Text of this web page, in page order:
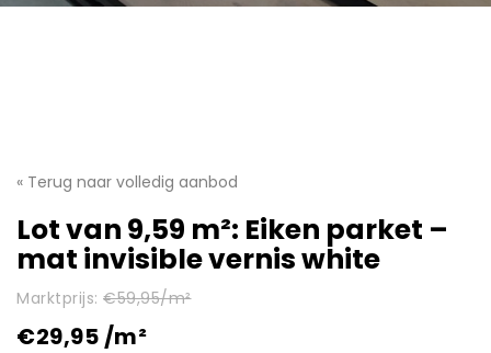
Contact
Video’s en fotogalerij
Brochures
« Terug naar volledig aanbod
Lot van 9,59 m²: Eiken parket –
mat invisible vernis white
Marktprijs: €59,95/m²
€29,95 /m²